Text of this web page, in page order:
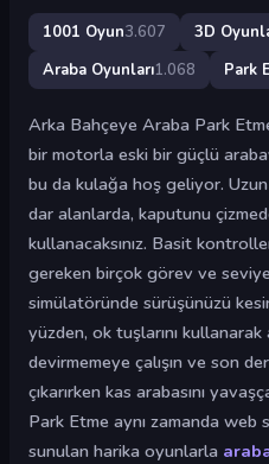
1001 Oyun3.607 3D
Araba Oyunları1.068 Park
Arka Bahçeye Araba Park
bir motorla eski bir güçlü
bu da kulağa hoş geliyor.
dar alanlarda, kaputunu
kullanacaksınız. Basit
gereken birçok görev ve
simülatöründe sürüşünüzü
yüzden, ok tuşlarını
devirmemeye çalışın ve son
çıkarırken kas arabasını
Park Etme aynı zamanda
sunulan harika oyunlarla